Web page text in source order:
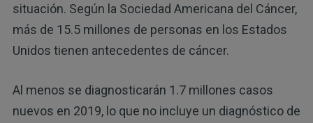
situación. Según la Sociedad Americana del Cáncer,
más de 15.5 millones de personas en los Estados
Unidos tienen antecedentes de cáncer.
Al menos se diagnosticarán 1.7 millones casos
nuevos en 2019, lo que no incluye un diagnóstico de